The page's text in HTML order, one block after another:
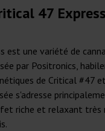
47
est une variété de
par Positronics,
de Critical #47
s'adresse
riche et relaxant très